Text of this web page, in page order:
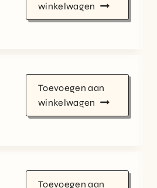
winkelwagen
Toevoegen aan
winkelwagen
Toevoegen aan